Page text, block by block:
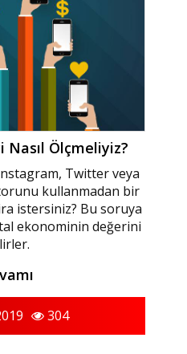
Ölçmeliyiz?
Twitter veya
kullanmadan bir
istersiniz? Bu soruya
ekonominin değerini
304